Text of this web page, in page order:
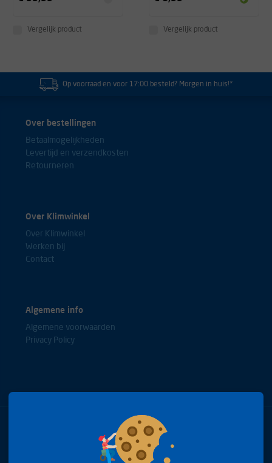
Vergelijk product Vergelijk product
Op voorraad en voor 17:00 besteld? Morgen in huis!*
Over bestellingen
Betaalmogelijkheden
Levertijd en verzendkosten
Retourneren
Over Klimwinkel
Over Klimwinkel
Werken bij
Contact
Algemene info
Algemene voorwaarden
Privacy Policy
Bel met onze experts
+31(0)85 0653688